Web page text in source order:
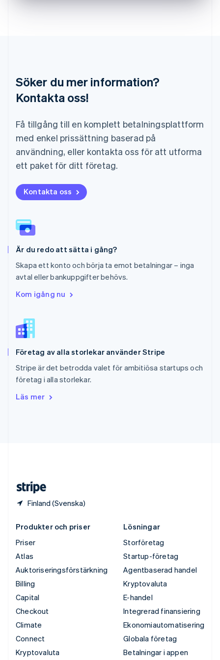
Söker du mer information?
Kontakta oss!
Få tillgång till en komplett betalningsplattform
med enkel prissättning baserad på
användning, eller kontakta oss för att utforma
ett paket för ditt företag.
Kontakta oss
Är du redo att sätta i gång?
Skapa ett konto och börja ta emot betalningar – inga
avtal eller bankuppgifter behövs.
Kom igång nu
Företag av alla storlekar använder Stripe
Stripe är det betrodda valet för ambitiösa startups och
företag i alla storlekar.
Läs mer
Finland (Svenska)
English
Mexiko
EspañolEnglish
NederlandsEnglish
Norge
English
Nya Zeeland
English
Polen
Portugal
PortuguêsEnglish
English
Schweiz
Singapore
Slovakien
English
Slovenien
Español
Storbritannien
Sverige
Thailand
ไทยEnglish
English
Produkter och priser
Priser
Atlas
Auktoriseringsförstärkning
Billing
Capital
Checkout
Climate
Connect
Kryptovaluta
Lösningar
Storföretag
Startup-företag
Agentbaserad handel
Kryptovaluta
E-handel
Integrerad finansiering
Ekonomiautomatisering
Globala företag
Betalningar i appen